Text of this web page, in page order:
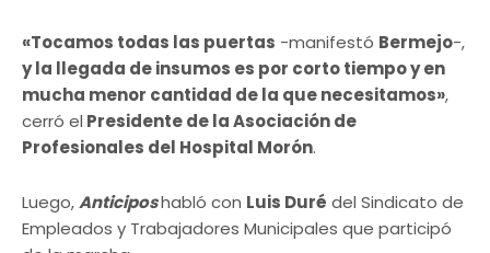
«Tocamos todas las puertas -manifestó Bermejo-,
y la llegada de insumos es por corto tiempo y en
mucha menor cantidad de la que necesitamos»,
cerró el Presidente de la Asociación de
Profesionales del Hospital Morón.
Luego,Anticiposhabló con Luis Duré del Sindicato de
Empleados y Trabajadores Municipales que participó